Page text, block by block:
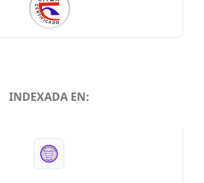
INDEXADA EN: